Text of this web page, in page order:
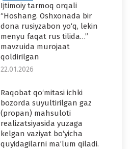
Ijtimoiy tarmoq orqali
“Hoshang. Oshxonada bir
dona rusiyzabon yo‘q, lekin
menyu faqat rus tilida…”
mavzuida murojaat
qoldirilgan
22.01.2026
Raqobat qo‘mitasi ichki
bozorda suyultirilgan gaz
(propan) mahsuloti
realizatsiyasida yuzaga
kelgan vaziyat bo‘yicha
quyidagilarni ma’lum qiladi.